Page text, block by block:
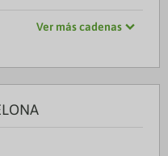
Ver más cadenas